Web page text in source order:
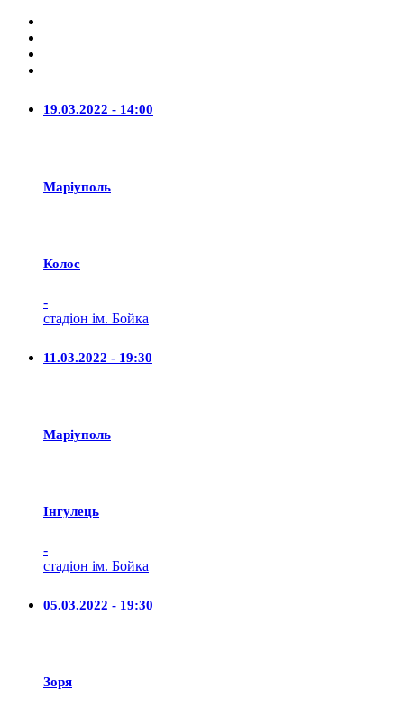
19.03.2022 - 14:00
Маріуполь
Колос
-
стадіон ім. Бойка
11.03.2022 - 19:30
Маріуполь
Iнгулець
-
стадіон ім. Бойка
05.03.2022 - 19:30
Зоря